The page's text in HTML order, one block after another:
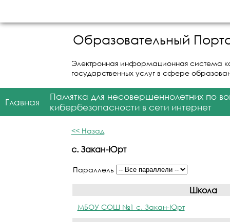
Образовательный
Электронная информационная система
государственных услуг в сфере
Главная
Памятка для несовершеннолетних по
кибербезопасности в сети интернет
<< Назад
с. Закан-Юрт
Параллель
Школа
МБОУ СОШ №1 с. Закан-Юрт